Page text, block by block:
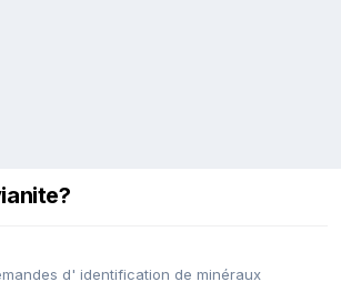
d' identification de minéraux